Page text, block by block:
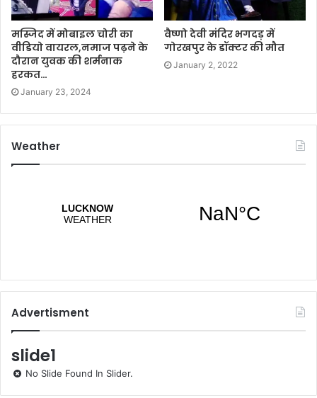
मस्जिद में मोबाइल चोरी का
वीडियो वायरल,नमाज पढ़ने के
दौरान युवक की शर्मनाक
हरकत…
January 23, 2024
वैष्णो देवी मंदिर भगदड़ में
गोरखपुर के डॉक्टर की मौत
January 2, 2022
Weather
Advertisment
slide1
No Slide Found In Slider.